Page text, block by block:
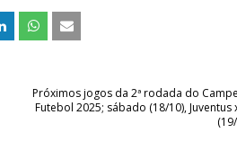
Próximos jogos da 2ª rodada do
Futebol 2025; sábado (18/10),